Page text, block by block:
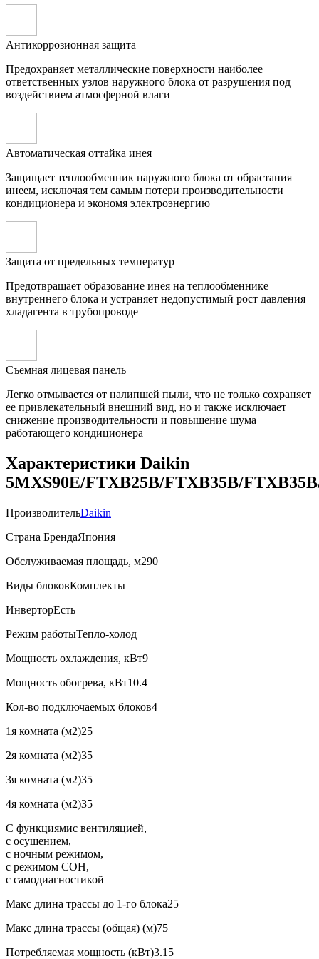
Антикоррозионная защита
Предохраняет металлические поверхности наиболее
ответственных узлов наружного блока от разрушения под
воздействием атмосферной влаги
Автоматическая оттайка инея
Защищает теплообменник наружного блока от обрастания
инеем, исключая тем самым потери производительности
кондиционера и экономя электроэнергию
Защита от предельных температур
Предотвращает образование инея на теплообменнике
внутреннего блока и устраняет недопустимый рост давления
хладагента в трубопроводе
Съемная лицевая панель
Легко отмывается от налипшей пыли, что не только сохраняет
ее привлекательный внешний вид, но и также исключает
снижение производительности и повышение шума
работающего кондиционера
Характеристики Daikin
5MXS90E/FTXB25B/FTXB35B/
ПроизводительDaikin
Страна БрендаЯпония
Обслуживаемая площадь, м290
Виды блоковКомплекты
ИнверторЕсть
Режим работыТепло-холод
Мощность охлаждения, кВт9
Мощность обогрева, кВт10.4
Кол-во подключаемых блоков4
1я комната (м2)25
2я комната (м2)35
3я комната (м2)35
4я комната (м2)35
С функциямис вентиляцией,
с осушением,
с ночным режимом,
с режимом СОН,
с самодиагностикой
Макс длина трассы до 1-го блока25
Макс длина трассы (общая) (м)75
Потребляемая мощность (кВт)3.15